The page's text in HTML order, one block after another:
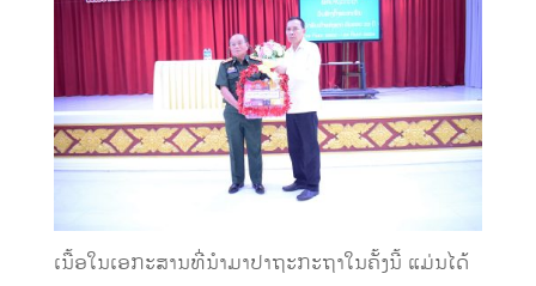
ເນື້ອໃນເອກະສານທີ່ນຳມາປາຖະກະຖາໃນຄັ້ງນີ້ ແມ່ນໄດ້